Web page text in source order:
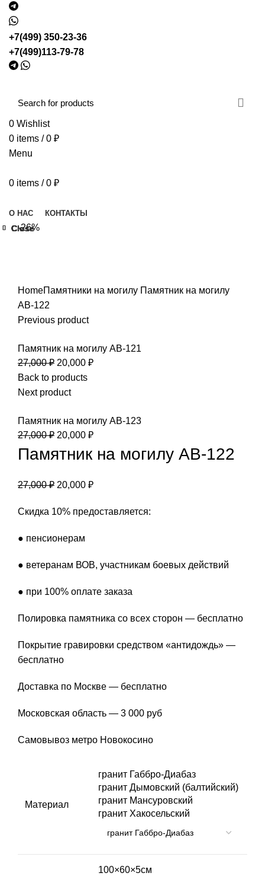
+7(499) 350-23-36
+7(499)113-79-78
0 Wishlist
0 items / 0 ₽
Menu
0 items / 0 ₽
О НАС КОНТАКТЫ
-26%
HomeПамятники на могилу Памятник на могилу
АВ-122
Previous product
Памятник на могилу АВ-121
27,000₽ 20,000 ₽
Back to products
Next product
Памятник на могилу АВ-123
27,000₽ 20,000 ₽
Памятник на могилу АВ-122
27,000₽ 20,000 ₽
Скидка 10% предоставляется:
● пенсионерам
● ветеранам ВОВ, участникам боевых действий
● при 100% оплате заказа
Полировка памятника со всех сторон — бесплатно
Покрытие гравировки средством «антидождь» —
бесплатно
Доставка по Москве — бесплатно
Московская область — 3 000 руб
Самовывоз метро Новокосино
Материал
гранит Габбро-Диабаз
гранит Дымовский (балтийский)
гранит Мансуровский
гранит Хакосельский
100×60×5см
Close
Close
Close
Close
Close
Close
Close
Close